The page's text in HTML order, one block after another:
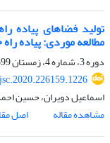
تولید فضاهای پیاده
مطالعه موردی: پیاده
دوره 3، شماره 4، زمستان 1399، صفحه
اسماعیل دویران، حسین
مشاهده مقاله
اصل